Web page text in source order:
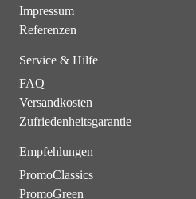
Impressum
Referenzen
Service & Hilfe
FAQ
Versandkosten
Zufriedenheitsgarantie
Empfehlungen
PromoClassics
PromoGreen